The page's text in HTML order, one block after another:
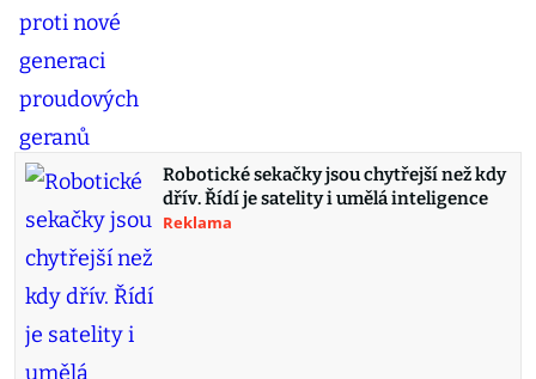
Robotické sekačky jsou chytřejší než kdy
dřív. Řídí je satelity i umělá inteligence
Reklama